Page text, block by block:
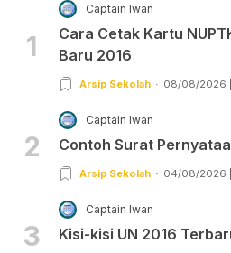
1
Captain Iwan
Cara Cetak Kartu
Baru 2016
Arsip Sekolah 08/08/2026
2
Captain Iwan
Contoh Surat
Arsip Sekolah 04/08/2026 |
3
Captain Iwan
Kisi-kisi UN 2016